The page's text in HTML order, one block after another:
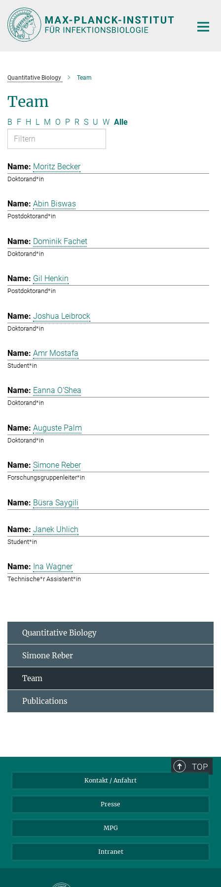
Hauptinhalt
Quantitative Biology Team
Team
B F H L M O P R S U W Alle
Moritz Becker
Doktorand*in
Abin Biswas
Postdoktorand*in
Dominik Fachet
Doktorand*in
Gil Henkin
Postdoktorand*in
Joshua Leibrock
Doktorand*in
Amr Mostafa
Student*in
Eanna O'Shea
Doktorand*in
Auguste Palm
Doktorand*in
Simone Reber
Forschungsgruppenleiter*in
Büsra Saygili
Janek Uhlich
Student*in
Ina Wagner
Technische*r Assistent*in
Quantitative Biology
Simone Reber
Team
Publications
TOP
Kontakt / Anfahrt
Presse
MPG
Intranet